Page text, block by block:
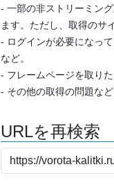
- 一部の非ストリーミン
ます。ただし、取得のサ
- ログインが必要になっ
など。
- フレームページを取り
- その他の取得の問題な
URLを再検索